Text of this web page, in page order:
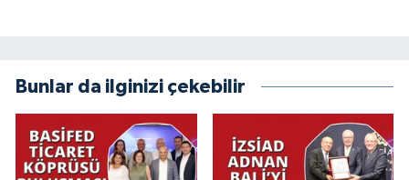
Bunlar da ilginizi çekebilir